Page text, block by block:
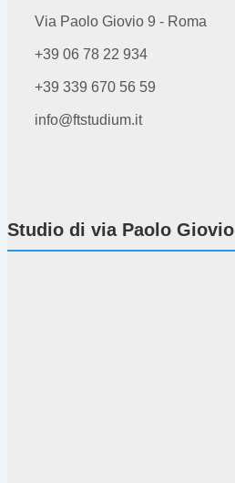
Via Paolo Giovio 9 - Roma
+39 06 78 22 934
+39 339 670 56 59
info@ftstudium.it
Studio di via Paolo Giovio